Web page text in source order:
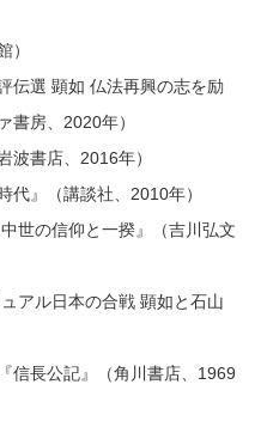
）
伝選 顕如 仏法再興の志を励
書房、2020年）
波書店、2016年）
代』（講談社、2010年）
世の信仰と一揆』（吉川弘文
アル日本の合戦 顕如と石山
信長公記』（角川書店、1969